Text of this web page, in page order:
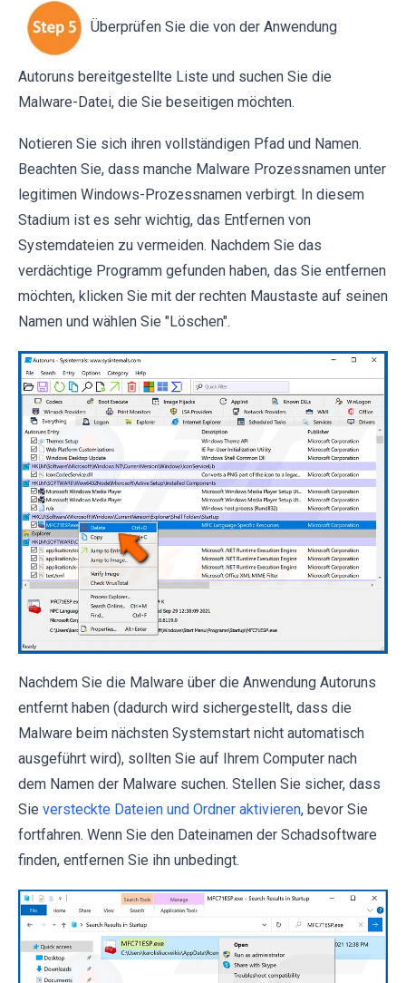
Überprüfen Sie die von der Anwendung
Autoruns bereitgestellte Liste und suchen Sie die
Malware-Datei, die Sie beseitigen möchten.
Notieren Sie sich ihren vollständigen Pfad und Namen.
Beachten Sie, dass manche Malware Prozessnamen unter
legitimen Windows-Prozessnamen verbirgt. In diesem
Stadium ist es sehr wichtig, das Entfernen von
Systemdateien zu vermeiden. Nachdem Sie das
verdächtige Programm gefunden haben, das Sie entfernen
möchten, klicken Sie mit der rechten Maustaste auf seinen
Namen und wählen Sie "Löschen".
Nachdem Sie die Malware über die Anwendung Autoruns
entfernt haben (dadurch wird sichergestellt, dass die
Malware beim nächsten Systemstart nicht automatisch
ausgeführt wird), sollten Sie auf Ihrem Computer nach
dem Namen der Malware suchen. Stellen Sie sicher, dass
Sie versteckte Dateien und Ordner aktivieren, bevor Sie
fortfahren. Wenn Sie den Dateinamen der Schadsoftware
finden, entfernen Sie ihn unbedingt.